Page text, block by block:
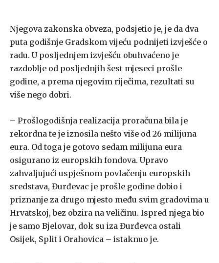
Njegova zakonska obveza, podsjetio je, je da dva
puta godišnje Gradskom vijeću podnijeti izvješće o
radu. U posljednjem izvješću obuhvaćeno je
razdoblje od posljednjih šest mjeseci prošle
godine, a prema njegovim riječima, rezultati su
više nego dobri.
– Prošlogodišnja realizacija proračuna bila je
rekordna te je iznosila nešto više od 26 milijuna
eura. Od toga je gotovo sedam milijuna eura
osigurano iz europskih fondova. Upravo
zahvaljujući uspješnom povlačenju europskih
sredstava, Đurđevac je prošle godine dobio i
priznanje za drugo mjesto među svim gradovima u
Hrvatskoj, bez obzira na veličinu. Ispred njega bio
je samo Bjelovar, dok su iza Đurđevca ostali
Osijek, Split i Orahovica – istaknuo je.